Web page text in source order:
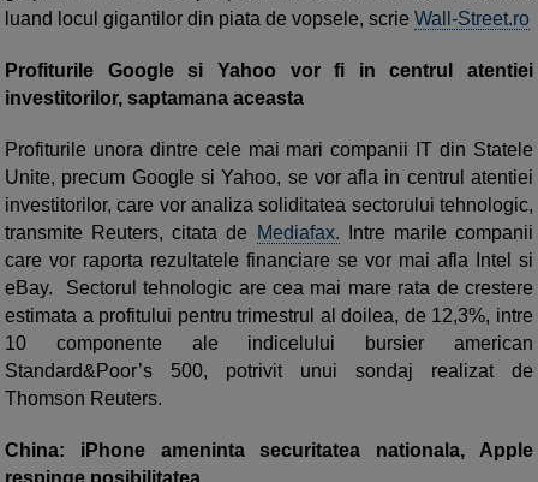
luand locul gigantilor din piata de vopsele, scrie Wall-Street.ro
Profiturile Google si Yahoo vor fi in centrul atentiei
investitorilor, saptamana aceasta
Profiturile unora dintre cele mai mari companii IT din Statele
Unite, precum Google si Yahoo, se vor afla in centrul atentiei
investitorilor, care vor analiza soliditatea sectorului tehnologic,
transmite Reuters, citata de
Mediafax. Intre marile companii
care vor raporta rezultatele financiare se vor mai afla Intel si
eBay. Sectorul tehnologic are cea mai mare rata de crestere
estimata a profitului pentru trimestrul al doilea, de 12,3%, intre
10 componente ale indicelului bursier american
Standard&Poor’s 500, potrivit unui sondaj realizat de
Thomson Reuters.
China: iPhone ameninta securitatea nationala, Apple